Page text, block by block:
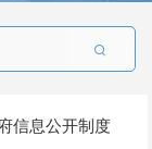

信息公开制度